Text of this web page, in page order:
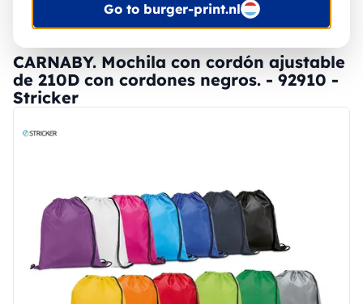
Go to burger-print.nl
CARNABY. Mochila con cordón ajustable
de 210D con cordones negros. - 92910 -
Stricker